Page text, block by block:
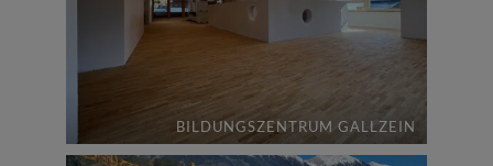
BILDUNGSZENTRUM GALLZEIN